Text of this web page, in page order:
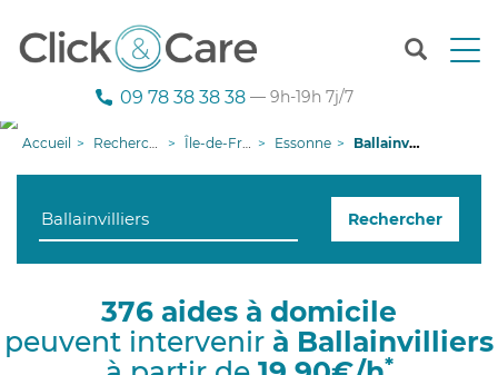
T
n
g
i
09 78 38 38 38 — 9h-19h 7j/7
Accueil Recherche aide à domicile Île-de-France Essonne Ballainvilliers
Rechercher
376 aides à domicile
peuvent intervenir à Ballainvilliers
*